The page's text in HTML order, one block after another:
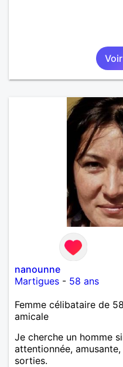
nanounne
Martigues - 58 ans
Femme célibataire de
amicale
Je cherche un homme
attentionnée,
sorties.